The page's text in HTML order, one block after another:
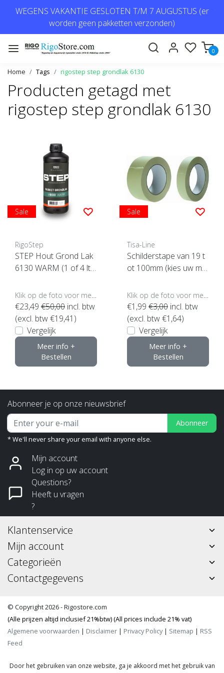
WEGENS VAKANTIE GESLOTEN T/M 7 AUGUSTUS (er
worden geen pakketten verzonden)
0
Home Tags rigostep step grondlak 6130
Producten getagd met
rigostep step grondlak 6130
Sale
RigoStep
STEP Hout Grond Lak
6130 WARM (1 of 4 ltr
€23,49 €50,00 incl. btw
(excl. btw €19,41)
Vergelijk
Meer info +
Bestellen
Sale
Tisa-Line
Schilderstape van 19 t
ot 100mm (kies uw ma
€1,99 €3,00 incl. btw
(excl. btw €1,64)
Vergelijk
Meer info +
Bestellen
Abonneer je op onze nieuwsbrief
Abonneer
* We'll never share your email with anyone else.
Mijn account
Log in op uw account
Questions?
Heeft u vragen
?
Klantenservice
Mijn account
Categorieën
Contactgegevens
© Copyright 2026 - Rigostore.com
(Alle prijzen altijd inclusief 21%btw) (All prices include 21% vat)
Algemene voorwaarden | Disclaimer | Privacy Policy| Sitemap | RSS
Feed
Door het gebruiken van onze website, ga je akkoord met het gebruik van